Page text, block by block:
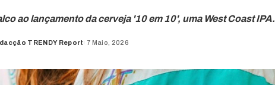
ao lançamento da cerveja '10 em 10', uma West Coast IPA.
TRENDY Report 7 Maio, 2026